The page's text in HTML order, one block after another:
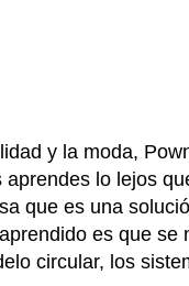
y la moda,
lo lejos
que es una
es que se
circular, los